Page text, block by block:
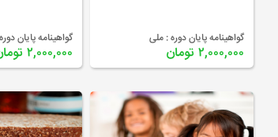
گواهینامه پایان دوره : ملی
۲,۰۰۰,۰۰۰ تومان
گواهینامه پایان
۲,۰۰۰,۰۰۰ تومان